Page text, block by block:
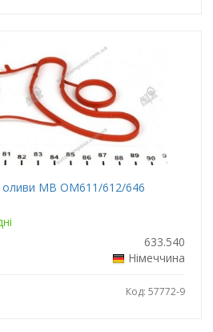
оливи MB OM611/612/646
633.540
Німеччина
Код: 57772-9